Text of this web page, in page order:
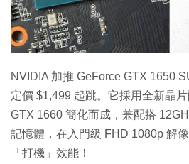
NVIDIA 加推 GeForce GTX 1650
定價 $1,499 起跳。它採用全新晶
GTX 1660 簡化而成，兼配搭
記憶體，在入門級 FHD 1080p 解
「打機」效能！